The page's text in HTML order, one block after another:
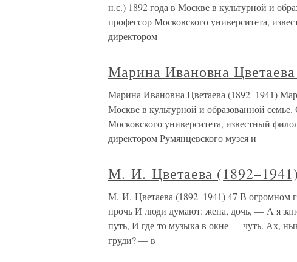
н.с.) 1892 года в Москве в культурной и
профессор Московского университета,
директором
Марина Ивановна
Марина Ивановна Цветаева (1892–1941)
Москве в культурной и образованной
Московского университета, известный
директором Румянцевского музея и
М. И. Цветаева (1892–1941)
М. И. Цветаева (1892–1941) 47 В
прочь И люди думают: жена, дочь, — А я
путь, И где-то музыка в окне — чуть. Ах,
груди? — в